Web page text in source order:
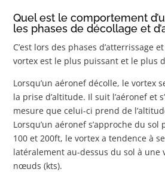
Quel est le comportement
les phases de décollage et
C’est lors des phases d’atterrissage
vortex est le plus puissant et le plus
Lorsqu’un aéronef décolle, le vortex
la prise d’altitude. Il suit l’aéronef et
mesure que celui-ci prend de
Lorsqu’un aéronef s’approche du
100 et 200ft, le vortex a tendence à
latéralement au-dessus du sol à une
nœuds (kts).